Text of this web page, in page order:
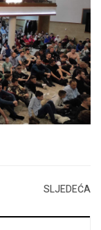
SLJEDEĆA